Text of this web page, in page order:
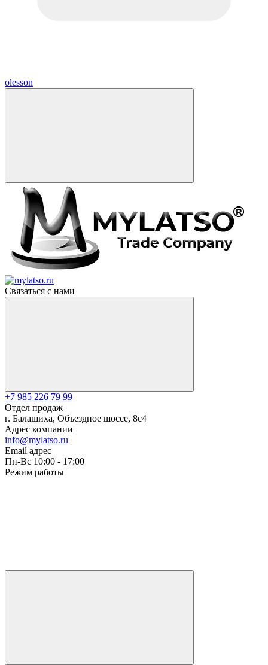
olesson
Связаться с нами
+7 985 226 79 99
Отдел продаж
г. Балашиха, Объездное шоссе, 8с4
Адрес компании
info@mylatso.ru
Email адрес
Пн-Вс 10:00 - 17:00
Режим работы